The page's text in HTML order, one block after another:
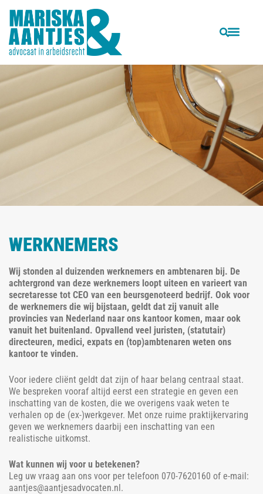
WERKNEMERS
Wij stonden al duizenden werknemers en ambtenaren bij. De
achtergrond van deze werknemers loopt uiteen en varieert van
secretaresse tot CEO van een beursgenoteerd bedrijf. Ook voor
de werknemers die wij bijstaan, geldt dat zij vanuit alle
provincies van Nederland naar ons kantoor komen, maar ook
vanuit het buitenland. Opvallend veel juristen, (statutair)
directeuren, medici, expats en (top)ambtenaren weten ons
kantoor te vinden.
Voor iedere cliënt geldt dat zijn of haar belang centraal staat.
We bespreken vooraf altijd eerst een strategie en geven een
inschatting van de kosten, die we overigens vaak weten te
verhalen op de (ex-)werkgever. Met onze ruime praktijkervaring
geven we werknemers daarbij een inschatting van een
realistische uitkomst.
Wat kunnen wij voor u betekenen?
Leg uw vraag aan ons voor per telefoon 070-7620160 of e-mail:
aantjes@aantjesadvocaten.nl.